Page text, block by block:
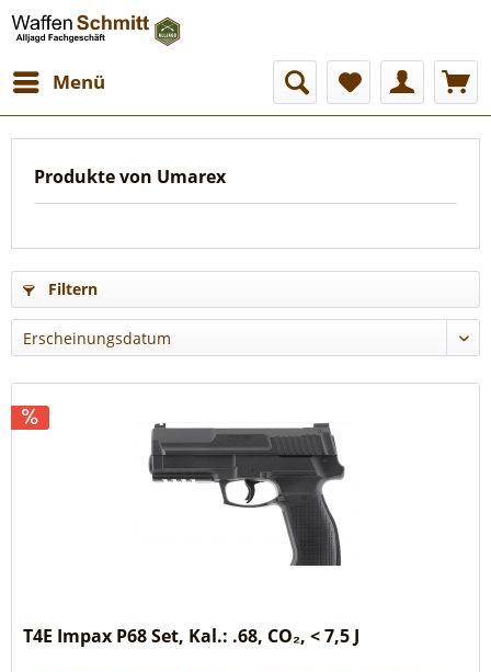
Menü
Produkte von Umarex
Filtern
T4E Impax P68 Set, Kal.: .68, CO₂, < 7,5 J